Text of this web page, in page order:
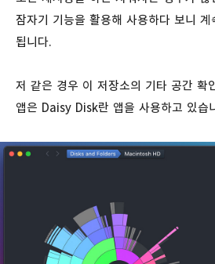
잠자기 기능을 활용해 사용하다 보니 계
됩니다.
저 같은 경우 이 저장소의 기타 공간 확
앱은 Daisy Disk란 앱을 사용하고 있습